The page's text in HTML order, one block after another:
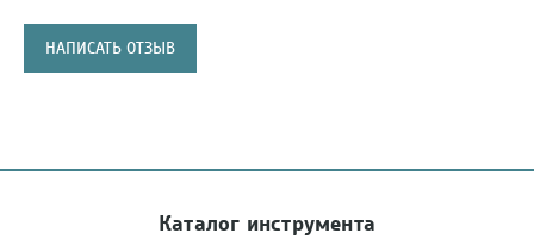
НАПИСАТЬ ОТЗЫВ
Каталог инструмента